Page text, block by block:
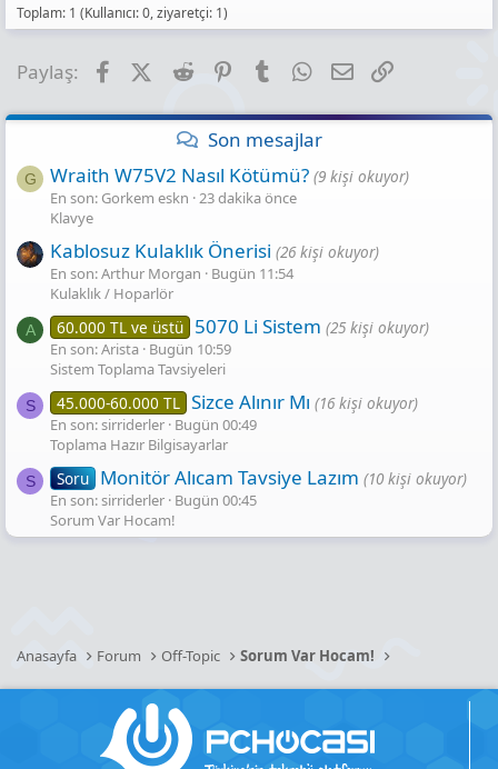
Toplam: 1 (Kullanıcı: 0, ziyaretçi: 1)
Paylaş: FacebookX (Twitter)
Reddit PinterestTumblr WhatsApp
E-posta
Son mesajlar
G Wraith W75V2 Nasıl Kötümü? (9 kişi okuyor)
En son: Gorkem eskn 23 dakika önce
Klavye
Kablosuz Kulaklık Önerisi (26 kişi okuyor)
En son: Arthur Morgan
Bugün 11:54
Kulaklık / Hoparlör
A 60.000 TL ve üstü 5070 Li Sistem (25 kişi okuyor)
En son: Arista Bugün 10:59
Sistem Toplama Tavsiyeleri
S 45.000-60.000 TL Sizce Alınır Mı (16 kişi okuyor)
En son: sirriderler Bugün 00:49
Toplama Hazır Bilgisayarlar
S Soru Monitör Alıcam Tavsiye Lazım (10 kişi okuyor)
En son: sirriderler Bugün 00:45
Sorum Var Hocam!
Anasayfa Forum Off-Topic Sorum Var Hocam!